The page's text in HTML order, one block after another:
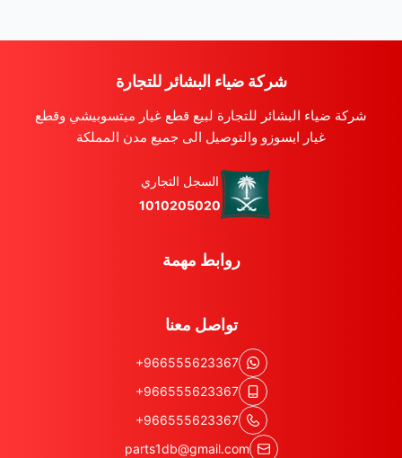
شركة ضياء البشائر للتجارة
شركة ضياء البشائر للتجارة لبيع قطع غيار ميتسوبيشي وقطع
غيار ايسوزو والتوصيل الى جميع مدن المملكة
السجل التجاري
1010205020
روابط مهمة
تواصل معنا
+966555623367
+966555623367
+966555623367
parts1db@gmail.com